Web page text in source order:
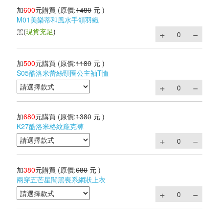
加600元購買 (原價:1480 元 )
M01美樂蒂和風水手領羽織
黑(現貨充足)
加500元購買 (原價:1180 元 )
S05酷洛米蕾絲頸圈公主袖T恤
加680元購買 (原價:1380 元 )
K27酷洛米格紋龐克褲
加380元購買 (原價:680 元 )
兩穿五芒星闇黑喪系網狀上衣